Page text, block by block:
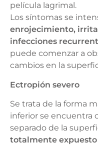
película lagrimal.
Los síntomas se
enrojecimiento,
infecciones
puede comenzar a
cambios en la
Ectropión severo
Se trata de la forma
inferior se encuentra
separado de la
totalmente